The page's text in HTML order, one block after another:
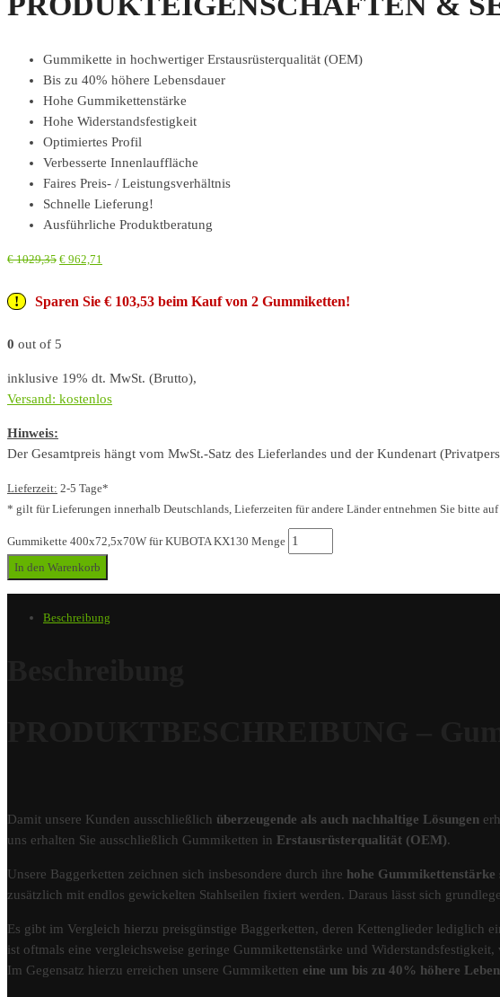
Gummikette in hochwertiger Erstausrüsterqualität (OEM)
Bis zu 40% höhere Lebensdauer
Hohe Gummikettenstärke
Hohe Widerstandsfestigkeit
Optimiertes Profil
Verbesserte Innenlauffläche
Faires Preis- / Leistungsverhältnis
Schnelle Lieferung!
Ausführliche Produktberatung
€1029,35 € 962,71
Sparen Sie € 103,53 beim Kauf von 2 Gummiketten!
0 out of 5
inklusive 19% dt. MwSt. (Brutto),
Versand: kostenlos
Hinweis:
Der Gesamtpreis hängt vom MwSt.-Satz des Lieferlandes und der Kundenart
Lieferzeit: 2-5 Tage*
* gilt für Lieferungen innerhalb Deutschlands, Lieferzeiten für andere Länder entnehmen Sie bitte auf
Gummikette 400x72,5x70W für KUBOTA KX130 Menge
In den Warenkorb
Beschreibung
Damit unsere Kunden ausschließlich überzeugende als auch nachhaltige Lösungen
uns erhalten Sie ausschließlich Gummiketten in Erstausrüsterqualität (OEM).
Unsere Baggerketten zeichnen sich insbesondere durch ihre hohe
zusätzlich mit endlos gewickelten Stahlseilen fixiert werden. Daraus lässt sich
Es gibt im Vergleich hierzu preisgünstige Baggerketten, deren Kettenglieder lediglich
ist oftmals eine vergleichsweise geringe Gummikettenstärke und
Im Gegensatz hierzu erreichen unsere Gummiketten eine um bis zu 40% höhere